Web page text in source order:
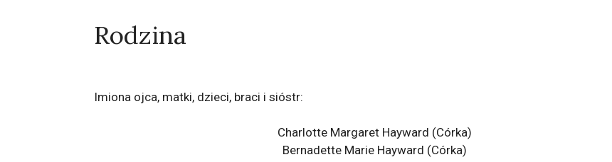
Rodzina
Imiona ojca, matki, dzieci, braci i sióstr:
Charlotte Margaret Hayward (Córka)
Bernadette Marie Hayward (Córka)